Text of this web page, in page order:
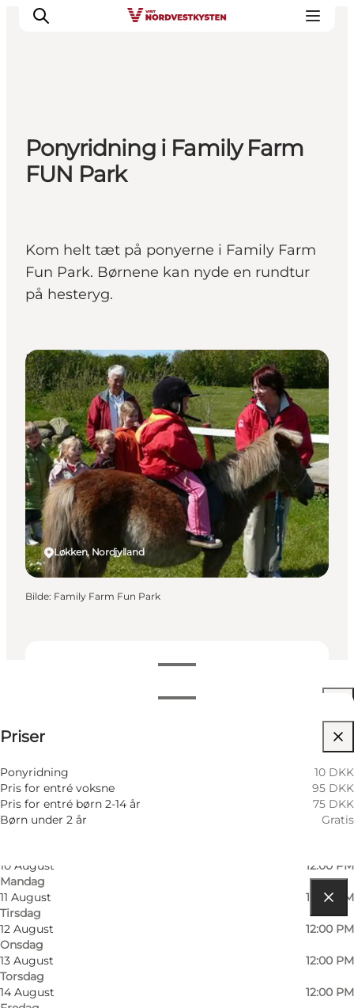
Byer og steder
Inspirasjon
Events
Ponyridning i Family Farm
FUN Park
Kom helt tæt på ponyerne i Family Farm
Fun Park. Børnene kan nyde en rundtur
på hesteryg.
6 August
12:00 PM
03:00 PM
7 August
Fredag
12:00 PM
03:00 PM
8 August
Lørdag
12:00 PM
03:00 PM
10 August
Mandag
12:00 PM
11 August
Tirsdag
12:00 PM
12 August
Onsdag
12:00 PM
13 August
Torsdag
12:00 PM
14 August
12:00 PM
Priser
Ponyridning
10 DKK
Pris for entré voksne
95 DKK
Pris for entré børn 2-14 år
75 DKK
Børn under 2 år
Gratis
Løkken, Nordjylland
Det sker
Bilde: Family Farm Fun Park